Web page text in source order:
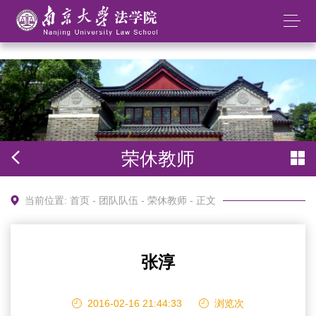
太阳成集团tyc234cc(中国)股份有限公司
荣休教师
当前位置: 首页 - 团队队伍 - 荣休教师 - 正文
张淳
2016-02-16 21:44:33 浏览次